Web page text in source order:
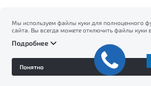
© 2026
Политика конфиденциальности персональных
Официальный сайт Belgee в России
Мы используем файлы куки для полноценного
сайта. Вы всегда можете отключить файлы куки
на сбор и использование файлов куки, и
ознакомление с информацией по сбору,
возможной блокировке файлов куки в
Политике
конфиденциальности
Подробнее
Понятно